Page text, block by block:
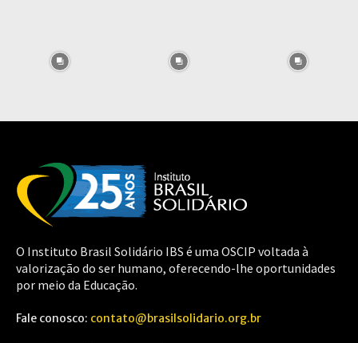
O Instituto Brasil Solidário IBS é uma OSCIP voltada à
valorização do ser humano, oferecendo-lhe oportunidades
por meio da Educação.
Fale conosco: contato@brasilsolidario.org.br